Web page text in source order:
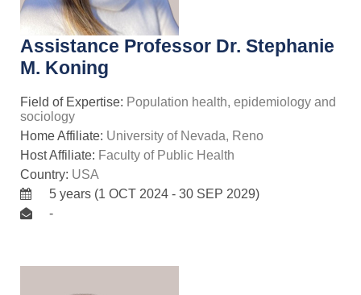
Assistance Professor Dr. Stephanie
M. Koning
Field of Expertise: Population health, epidemiology and
sociology
Home Affiliate: University of Nevada, Reno
Host Affiliate: Faculty of Public Health
Country: USA
5 years (1 OCT 2024 - 30 SEP 2029)
-